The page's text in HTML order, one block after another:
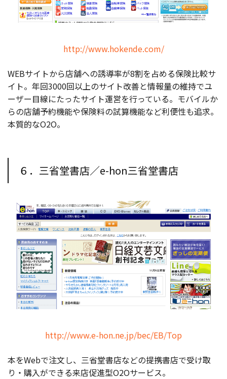
http://www.hokende.com/
WEBサイトから店舗への誘導率が8割を占める保険比較サ
イト。年回3000回以上のサイト改善と情報量の維持でユ
ーザー目線にたったサイト運営を行っている。モバイルか
らの店舗予約機能や保険料の試算機能など利便性も追求。
本質的なO2O。
６．三省堂書店／e-hon三省堂書店
http://www.e-hon.ne.jp/bec/EB/Top
本をWebで注文し、三省堂書店などの提携書店で受け取
り・購入ができる来店促進型O2Oサービス。